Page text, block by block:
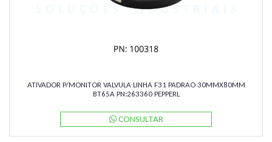
ATIVADOR P/MONITOR VALVULA LINHA F31 PADRAO 30MMX80MM
BT65A PN:263360 PEPPERL
CONSULTAR